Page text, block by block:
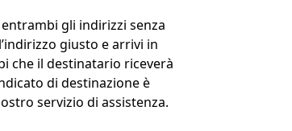
gli indirizzi senza
giusto e arrivi in
che il destinatario riceverà
di destinazione è
servizio di assistenza.